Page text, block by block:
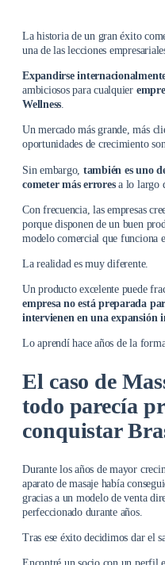
La historia de un gran éxito
una de las lecciones
Expandirse
ambiciosos para cualquier
Wellness.
Un mercado más grande, más
oportunidades de crecimiento
Sin embargo, también es uno
cometer más erroresa lo largo
Con frecuencia, las empresas
porque disponen de un buen
modelo comercial que funciona
La realidad es muy diferente.
Un producto excelente puede
empresa no está preparada
intervienen en una expansión
Lo aprendí hace años de la
El caso de
todo parecía
conquistar
Durante los años de mayor
aparato de masaje había
gracias a un modelo de venta
perfeccionado durante años.
Tras ese éxito decidimos dar el